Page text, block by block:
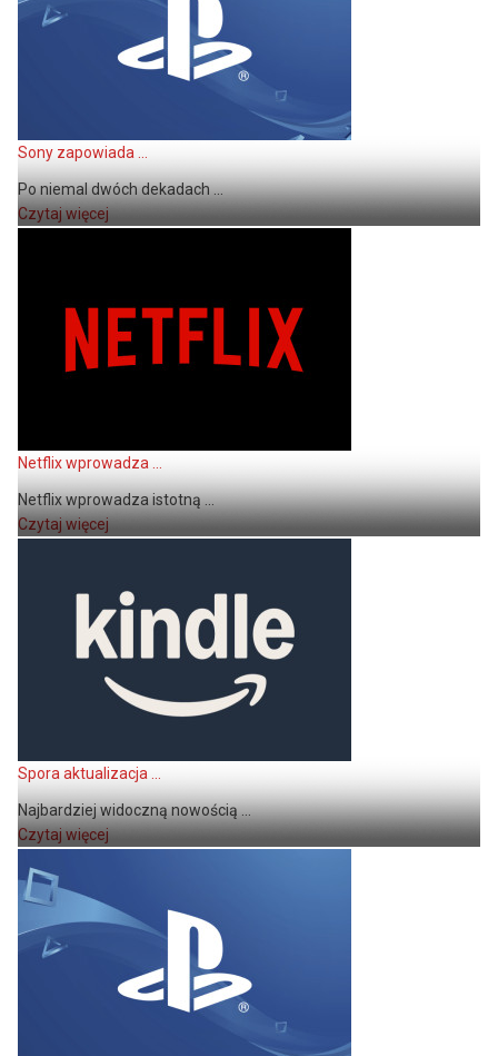
Sony zapowiada ...
Po niemal dwóch dekadach ...
Czytaj więcej
Netflix wprowadza ...
Netflix wprowadza istotną ...
Czytaj więcej
Spora aktualizacja ...
Najbardziej widoczną nowością ...
Czytaj więcej